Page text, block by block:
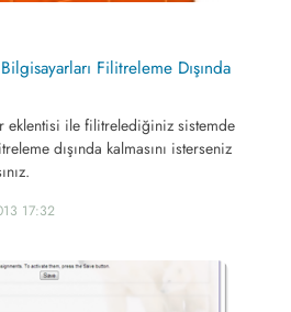
Filitreleme Dışında
eklentisi ile filitrelediğiniz sistemde
dışında kalmasını isterseniz
17:32